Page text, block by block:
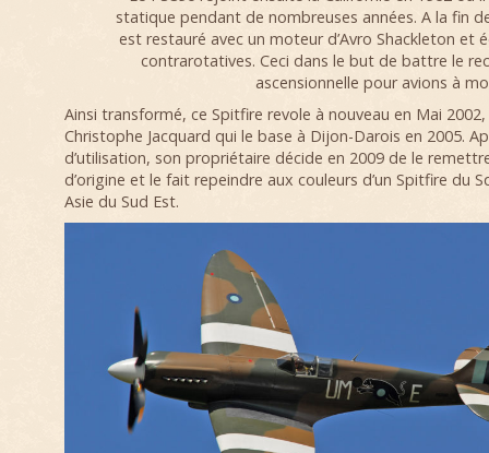
statique pendant de nombreuses années. A la fin
est restauré avec un moteur d’Avro Shackleton et
contrarotatives. Ceci dans le but de battre le
ascensionnelle pour avions à
Ainsi transformé, ce Spitfire revole à nouveau en Mai
Christophe Jacquard qui le base à Dijon-Darois en 2005.
d’utilisation, son propriétaire décide en 2009 de le
d’origine et le fait repeindre aux couleurs d’un Spitfire du
Asie du Sud Est.